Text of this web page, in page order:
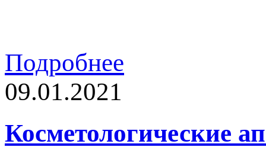
Подробнее
09.01.2021
Косметологические